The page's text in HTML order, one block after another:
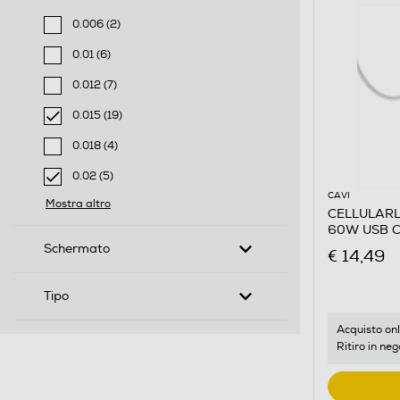
0.006 (2)
Filtra per Lunghezza cavo-m: 0.006
0.01 (6)
Filtra per Lunghezza cavo-m: 0.01
0.012 (7)
Filtra per Lunghezza cavo-m: 0.012
0.015 (19)
selected Filtro applicato per Lunghezza cavo-m:
0.018 (4)
Filtra per Lunghezza cavo-m: 0.018
0.02 (5)
selected Filtro applicato per Lunghezza cavo-m: 0.02
Mostra altro
Schermato
Tipo
CAVI
60W USB
€ 14,49
Acquisto
Ritiro in